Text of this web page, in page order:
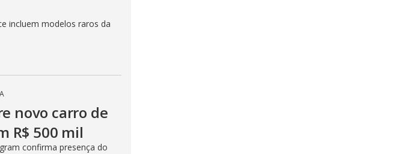
incluem modelos raros da
novo carro de
R$ 500 mil
confirma presença do